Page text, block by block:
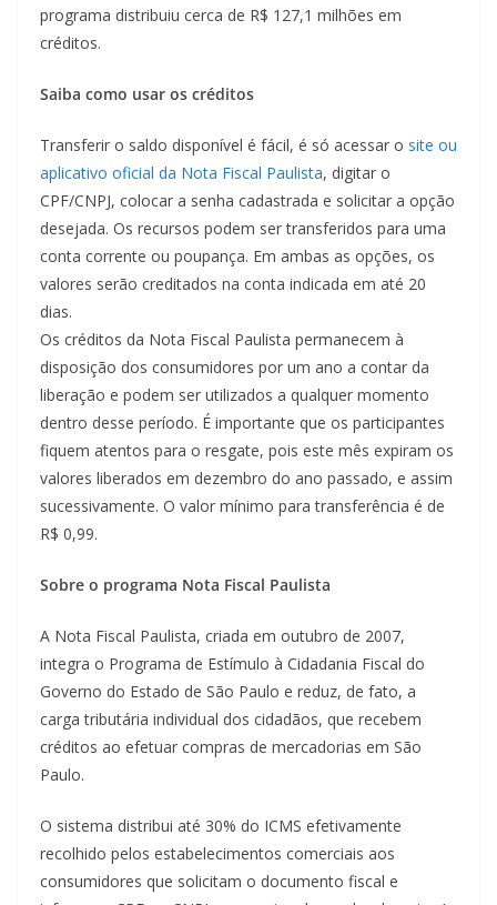
programa distribuiu cerca de R$ 127,1 milhões em
créditos.
Saiba como usar os créditos
Transferir o saldo disponível é fácil, é só acessar o site ou
aplicativo oficial da Nota Fiscal Paulista, digitar o
CPF/CNPJ, colocar a senha cadastrada e solicitar a opção
desejada. Os recursos podem ser transferidos para uma
conta corrente ou poupança. Em ambas as opções, os
valores serão creditados na conta indicada em até 20
dias.
Os créditos da Nota Fiscal Paulista permanecem à
disposição dos consumidores por um ano a contar da
liberação e podem ser utilizados a qualquer momento
dentro desse período. É importante que os participantes
fiquem atentos para o resgate, pois este mês expiram os
valores liberados em dezembro do ano passado, e assim
sucessivamente. O valor mínimo para transferência é de
R$ 0,99.
Sobre o programa Nota Fiscal Paulista
A Nota Fiscal Paulista, criada em outubro de 2007,
integra o Programa de Estímulo à Cidadania Fiscal do
Governo do Estado de São Paulo e reduz, de fato, a
carga tributária individual dos cidadãos, que recebem
créditos ao efetuar compras de mercadorias em São
Paulo.
O sistema distribui até 30% do ICMS efetivamente
recolhido pelos estabelecimentos comerciais aos
consumidores que solicitam o documento fiscal e